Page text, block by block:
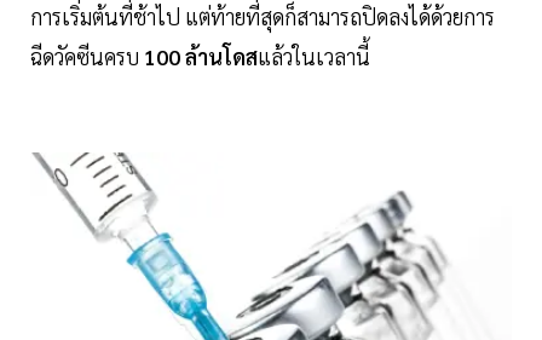
การเริ่มต้นที่ช้าไป แต่ท้ายที่สุดก็สามารถปิดลงได้ด้วยการ
ฉีดวัคซีนครบ 100 ล้านโดสแล้วในเวลานี้